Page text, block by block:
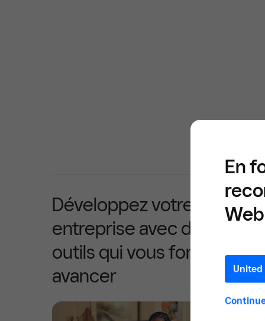
Développez votre
entreprise avec des
outils qui vous font
avancer
En
United